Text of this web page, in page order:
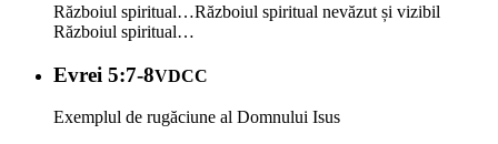
Războiul spiritual…Războiul spiritual nevăzut și vizibil
Războiul spiritual…
Evrei 5:7-8VDCC
Exemplul de rugăciune al Domnului Isus